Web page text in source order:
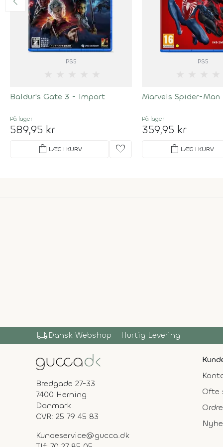
PS5
Baldur's Gate 3 - Import
På lager
589,95 kr
shopping_bag LÆG I KURV favorite
PS5
Marvels Spider-Man
På lager
359,95 kr
shopping_bag LÆG I KURV
local_shippingDansk Webshop - Hurtig Levering
Ofte
Bredgade 27-33
7400 Herning
Danmark
CVR: 25 79 45 83
Kundeservice@gucca.dk